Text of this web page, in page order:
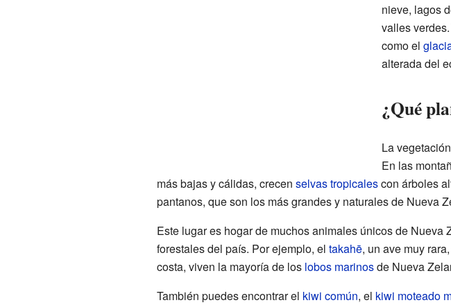
nieve, lagos
valles
como el
alterada del
¿Qué
La
En las
más bajas y cálidas, crecen selvas tropicalescon árboles
pantanos, que son los más grandes y naturales de Nueva
Este lugar es hogar de muchos animales únicos de
forestales del país. Por ejemplo, el takahē, un ave muy
costa, viven la mayoría de los lobos marinosde Nueva
También puedes encontrar el kiwi común, el kiwi moteado